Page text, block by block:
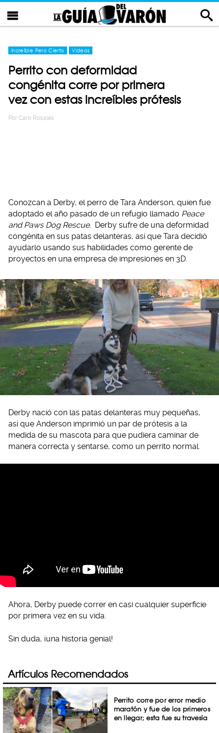
Increíble Pero Cierto Videos
Perrito con deformidad
congénita corre por primera
vez con estas increíbles prótesis
Por Caro Rosales
Conozcan a Derby, el perro de Tara Anderson, quien fue
adoptado el año pasado de un refugio llamado Peace
and Paws Dog Rescue. Derby sufre de una deformidad
congénita en sus patas delanteras, así que Tara decidió
ayudarlo usando sus habilidades como gerente de
proyectos en una empresa de impresiones en 3D.
Derby nació con las patas delanteras muy pequeñas,
así que Anderson imprimió un par de prótesis a la
medida de su mascota para que pudiera caminar de
manera correcta y sentarse, como un perrito normal.
Ahora, Derby puede correr en casi cualquier superficie
por primera vez en su vida.
Sin duda, ¡una historia genial!
Artículos Recomendados
Perrito corre por error medio
maratón y fue de los primeros
en llegar; esta fue su travesía